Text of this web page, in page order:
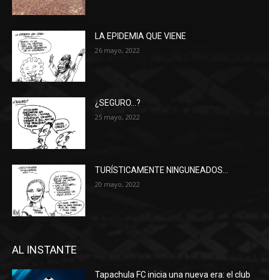
LA EPIDEMIA QUE VIENE
26 mayo, 2022
¿SEGURO…?
25 mayo, 2022
TURÍSTICAMENTE NINGUNEADOS…
20 mayo, 2022
AL INSTANTE
Tapachula FC inicia una nueva era: el club